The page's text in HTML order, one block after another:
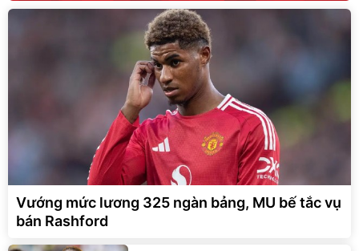
Vướng mức lương 325 ngàn bảng, MU bế tắc vụ
bán Rashford